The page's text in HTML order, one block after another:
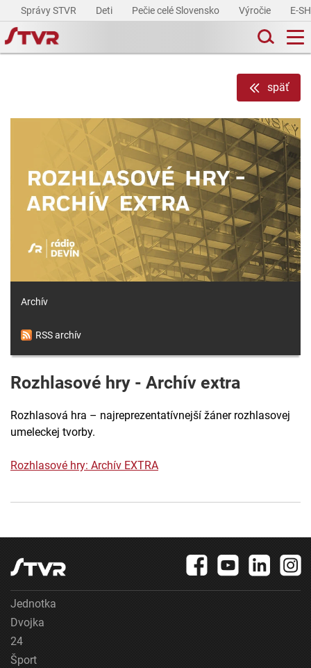
Správy STVR Deti Pečie celé Slovensko Výročie E-
späť
Archív
RSS archív
Rozhlasové hry - Archív extra
Rozhlasová hra – najreprezentatívnejší žáner rozhlasovej
umeleckej tvorby.
Rozhlasové hry: Archív EXTRA
Jednotka
Dvojka
24
Šport